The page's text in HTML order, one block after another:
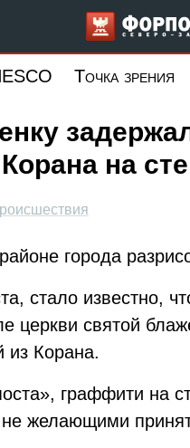
Точка зрения
на
города
стало известно,
церкви святой
из Корана.
граффити на
желающими